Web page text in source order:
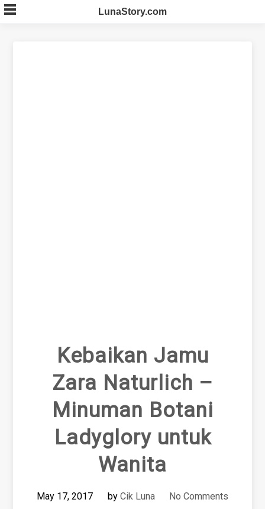
Skip
to
LunaStory.com
Kebaikan Jamu
Zara Naturlich –
Minuman Botani
Ladyglory untuk
Wanita
May 17, 2017 by Cik Luna No Comments